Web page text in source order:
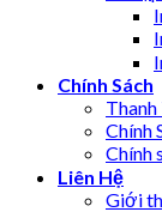
Chính Sách
Thanh
Chính
Chính
Liên Hệ
Giới